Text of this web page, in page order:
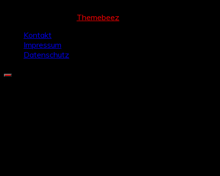
Themebeez
Kontakt
Impressum
Datenschutz